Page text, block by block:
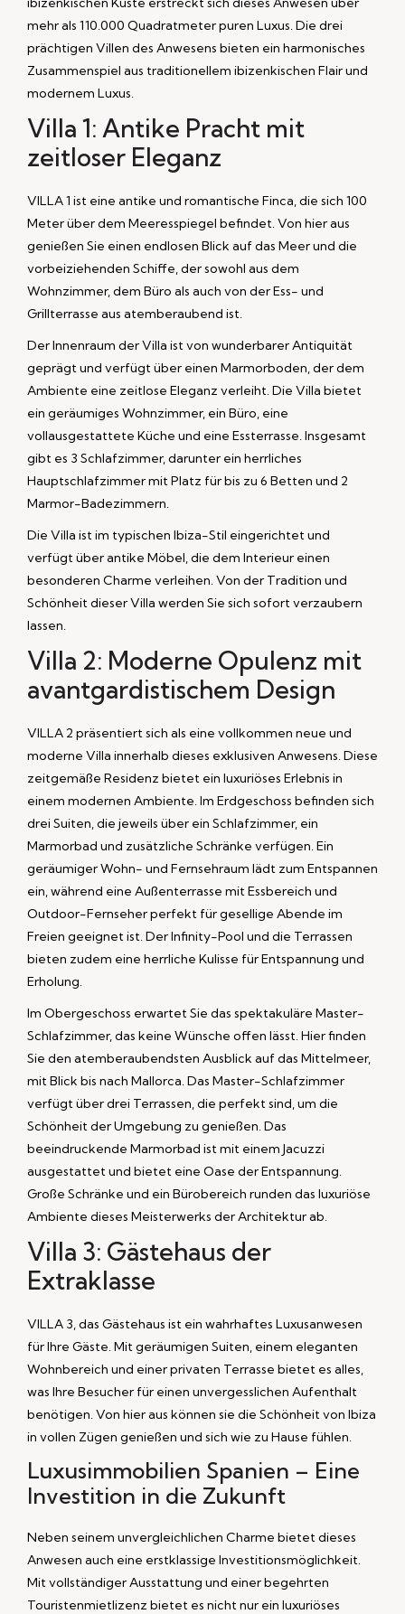
mehr als 110.000 Quadratmeter puren Luxus. Die drei
prächtigen Villen des Anwesens bieten ein harmonisches
Zusammenspiel aus traditionellem ibizenkischen Flair und
modernem Luxus.
Villa 1: Antike Pracht mit
zeitloser Eleganz
VILLA 1 ist eine antike und romantische Finca, die sich 100
Meter über dem Meeresspiegel befindet. Von hier aus
genießen Sie einen endlosen Blick auf das Meer und die
vorbeiziehenden Schiffe, der sowohl aus dem
Wohnzimmer, dem Büro als auch von der Ess- und
Grillterrasse aus atemberaubend ist.
Der Innenraum der Villa ist von wunderbarer Antiquität
geprägt und verfügt über einen Marmorboden, der dem
Ambiente eine zeitlose Eleganz verleiht. Die Villa bietet
ein geräumiges Wohnzimmer, ein Büro, eine
vollausgestattete Küche und eine Essterrasse. Insgesamt
gibt es 3 Schlafzimmer, darunter ein herrliches
Hauptschlafzimmer mit Platz für bis zu 6 Betten und 2
Marmor-Badezimmern.
Die Villa ist im typischen Ibiza-Stil eingerichtet und
verfügt über antike Möbel, die dem Interieur einen
besonderen Charme verleihen. Von der Tradition und
Schönheit dieser Villa werden Sie sich sofort verzaubern
lassen.
Villa 2: Moderne Opulenz mit
avantgardistischem Design
VILLA 2 präsentiert sich als eine vollkommen neue und
moderne Villa innerhalb dieses exklusiven Anwesens. Diese
zeitgemäße Residenz bietet ein luxuriöses Erlebnis in
einem modernen Ambiente. Im Erdgeschoss befinden sich
drei Suiten, die jeweils über ein Schlafzimmer, ein
Marmorbad und zusätzliche Schränke verfügen. Ein
geräumiger Wohn- und Fernsehraum lädt zum Entspannen
ein, während eine Außenterrasse mit Essbereich und
Outdoor-Fernseher perfekt für gesellige Abende im
Freien geeignet ist. Der Infinity-Pool und die Terrassen
bieten zudem eine herrliche Kulisse für Entspannung und
Erholung.
Im Obergeschoss erwartet Sie das spektakuläre Master-
Schlafzimmer, das keine Wünsche offen lässt. Hier finden
Sie den atemberaubendsten Ausblick auf das Mittelmeer,
mit Blick bis nach Mallorca. Das Master-Schlafzimmer
verfügt über drei Terrassen, die perfekt sind, um die
Schönheit der Umgebung zu genießen. Das
beeindruckende Marmorbad ist mit einem Jacuzzi
ausgestattet und bietet eine Oase der Entspannung.
Große Schränke und ein Bürobereich runden das luxuriöse
Ambiente dieses Meisterwerks der Architektur ab.
Villa 3: Gästehaus der
Extraklasse
VILLA 3, das Gästehaus ist ein wahrhaftes Luxusanwesen
für Ihre Gäste. Mit geräumigen Suiten, einem eleganten
Wohnbereich und einer privaten Terrasse bietet es alles,
was Ihre Besucher für einen unvergesslichen Aufenthalt
benötigen. Von hier aus können sie die Schönheit von Ibiza
in vollen Zügen genießen und sich wie zu Hause fühlen.
Luxusimmobilien Spanien – Eine
Investition in die Zukunft
Neben seinem unvergleichlichen Charme bietet dieses
Anwesen auch eine erstklassige Investitionsmöglichkeit.
Mit vollständiger Ausstattung und einer begehrten
Touristenmietlizenz bietet es nicht nur ein luxuriöses